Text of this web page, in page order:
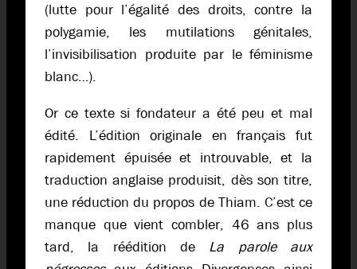
(lutte pour l’égalité des droits, contre la
polygamie, les mutilations génitales,
l’invisibilisation produite par le féminisme
blanc…).
Or ce texte si fondateur a été peu et mal
édité. L’édition originale en français fut
rapidement épuisée et introuvable, et la
traduction anglaise produisit, dès son titre,
une réduction du propos de Thiam. C’est ce
manque que vient combler, 46 ans plus
tard, la réédition de La parole aux